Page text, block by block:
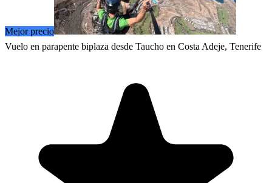
Mejor precio
Vuelo en parapente biplaza desde Taucho en Costa Adeje, Tenerife